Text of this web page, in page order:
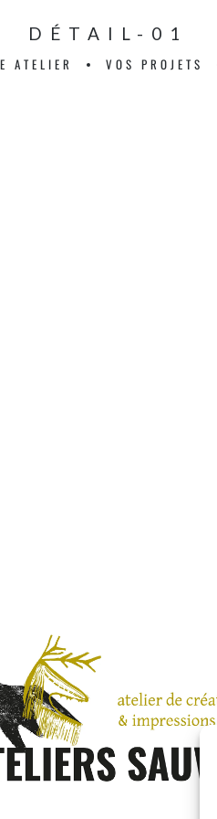
ATELIER VOS PROJETS
DÉTAIL-01